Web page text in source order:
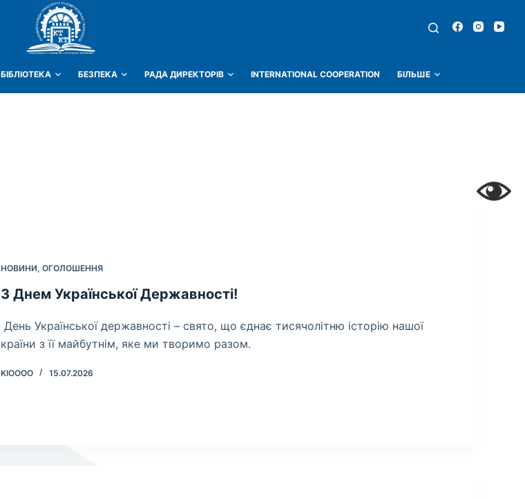
БІБЛІОТЕКА БЕЗПЕКА РАДА ДИРЕКТОРІВ INTERNATIONAL COOPERATION БІЛЬШЕ
НОВИНИ,ОГОЛОШЕННЯ
З Днем Української Державності!
​ День Української державності – свято, що єднає тисячолітню історію нашої
країни з її майбутнім, яке ми творимо разом.
KIOOOO 15.07.2026